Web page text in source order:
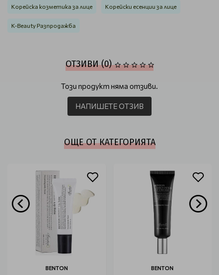
Корейска козметика за лице Корейски есенции за лице
K-Beauty Разпродажба
ОТЗИВИ (0)
Този продукт няма отзиви.
НАПИШЕТЕ ОТЗИВ
ОЩЕ ОТ КАТЕГОРИЯТА
BENTON BENTON